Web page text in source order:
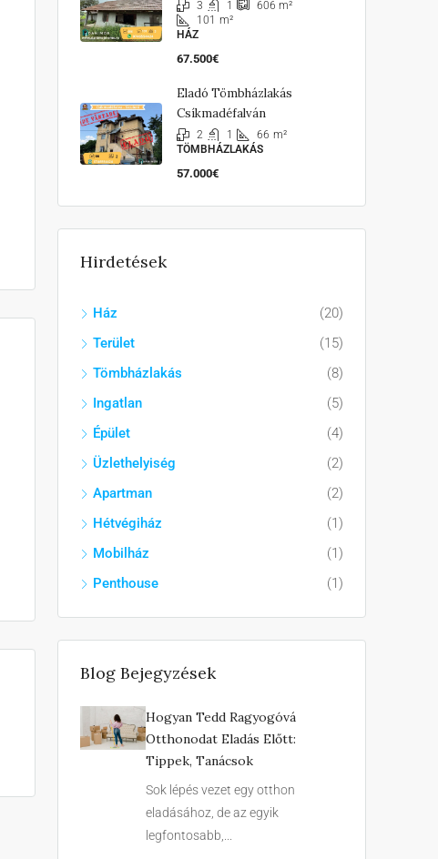
3 1 606 m²
101 m²
HÁZ
67.500€
Eladó Tömbházlakás
Csíkmadéfalván
2 1 66 m²
TÖMBHÁZLAKÁS
57.000€
Hirdetések
Ház
(20)
Terület
(15)
Tömbházlakás
(8)
Ingatlan
(5)
Épület
(4)
Üzlethelyiség
(2)
Apartman
(2)
Hétvégiház
(1)
Mobilház
(1)
Penthouse
(1)
Blog Bejegyzések
Hogyan Tedd Ragyogóvá
Otthonodat Eladás Előtt:
Tippek, Tanácsok
Sok lépés vezet egy otthon
eladásához, de az egyik
legfontosabb,...